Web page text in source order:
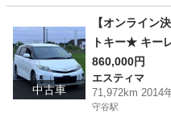
守谷駅 ミラ
中古車
【オンライン
トキー★ キー
★ パワーウイ
2年車検付き★
860,000円
エスティマ
71,972km 2014
守谷駅